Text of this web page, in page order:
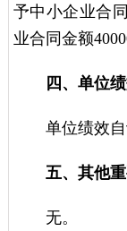
予中小企业合
业合同金额
四、单位
单位绩效
五、其他
无。